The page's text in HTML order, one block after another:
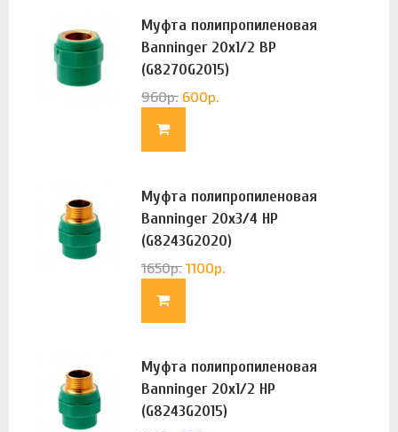
Муфта полипропиленовая
Banninger 20х1/2 ВР
(G8270G2015)
960р. 600р.
Муфта полипропиленовая
Banninger 20х3/4 НР
(G8243G2020)
1650р. 1100р.
Муфта полипропиленовая
Banninger 20х1/2 НР
(G8243G2015)